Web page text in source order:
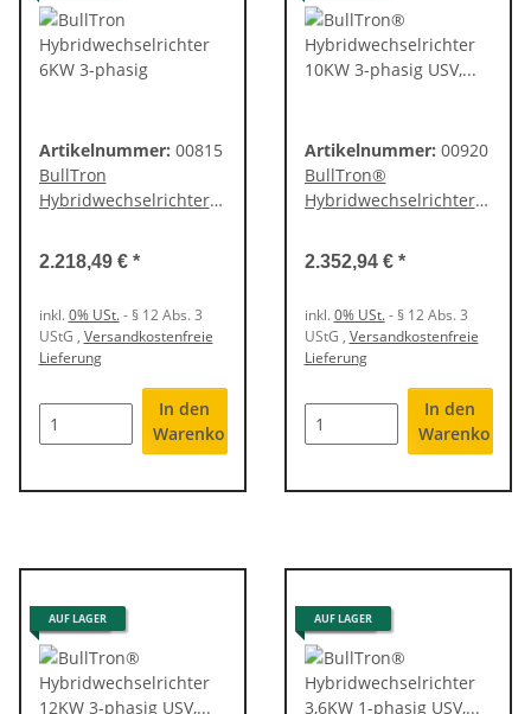
Artikelnummer: 00815
BullTron
Hybridwechselrichter
2.218,49 € *
inkl.0% USt.- § 12 Abs. 3
UStG , Versandkostenfreie
Lieferung
In den
Warenkorb
Artikelnummer: 00920
BullTron®
Hybridwechselrichter
Display, WIFI, CAN,
RS485
2.352,94 € *
inkl.0% USt.- § 12 Abs. 3
UStG , Versandkostenfreie
Lieferung
In den
Warenkorb
0% UST.
AUF LAGER 0% UST.
AUF LAGER